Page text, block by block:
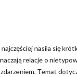
nasila się
relacje o
Temat